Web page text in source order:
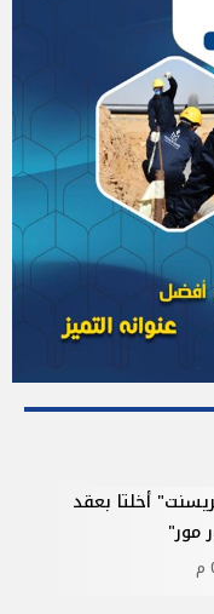
أخلتا بعقد
مور"